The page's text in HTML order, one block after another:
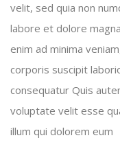
velit, sed quia non
labore et dolore
enim ad minima
corporis suscipit
consequatur Quis
voluptate velit esse
illum qui dolorem eum